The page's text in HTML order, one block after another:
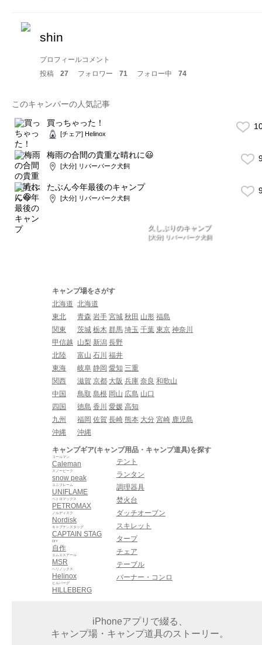
shin
プロフィールコメント
投稿
27 フォロワー 71 フォロー中 74
このキャンパーの人気記事
買っちゃった！
[チェア] Helinox
梅雨の合間の貴重な晴れに😃
[大分] リバーパーク犬飼
たぶん今年最後のキャンプ
[大分] リバーパーク犬飼
久しぶりのキャンプ
[大分] リバーパーク犬飼
キャンプ場をさがす
北海道 北海道
東北
青森 岩手 宮城 秋田 山形 福島
関東
茨城 栃木 群馬 埼玉 千葉 東京 神奈川
甲信越
山梨 新潟 長野
北陸
富山 石川 福井
東海
岐阜 静岡 愛知 三重
関西
滋賀 京都 大阪 兵庫 奈良 和歌山
中国
鳥取 島根 岡山 広島 山口
四国
徳島 香川 愛媛 高知
九州
福岡 佐賀 長崎 熊本 大分 宮崎 鹿児島
沖縄
沖縄
キャンプギア(キャンプ用品・キャンプ道具)を探す
Caleman
コールマン
snow peak
スノーピーク
UNIFLAME
ユニフレーム
PETROMAX
ペトロマックス
Nordisk
ノルディスク
CAPTAIN STAG
キャプテンスタッグ
自作
DIY
MSR
エムエスアール
Helinox
ヘリノックス
HILLEBERG
ヒルバーグ
テント
ランタン
調理器具
焚火台
ダッチオーブン
スキレット
タープ
チェア
テーブル
バーナー・コンロ
iPhoneアプリで綴る、
キャンプ場・キャンプ道具のストーリー。